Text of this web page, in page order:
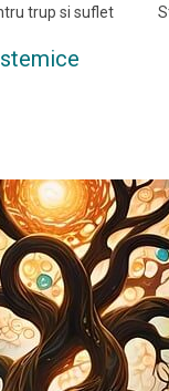
trup si suflet